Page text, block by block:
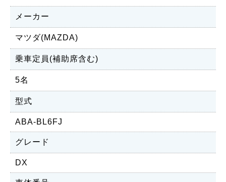
メーカー
マツダ(MAZDA)
乗車定員(補助席含む)
5名
型式
ABA-BL6FJ
グレード
DX